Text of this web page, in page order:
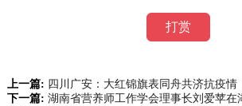
打赏
上一篇: 四川广安：大红锦旗表同舟共济抗疫情
下一篇: 湖南省营养师工作学会理事长刘爱苹在